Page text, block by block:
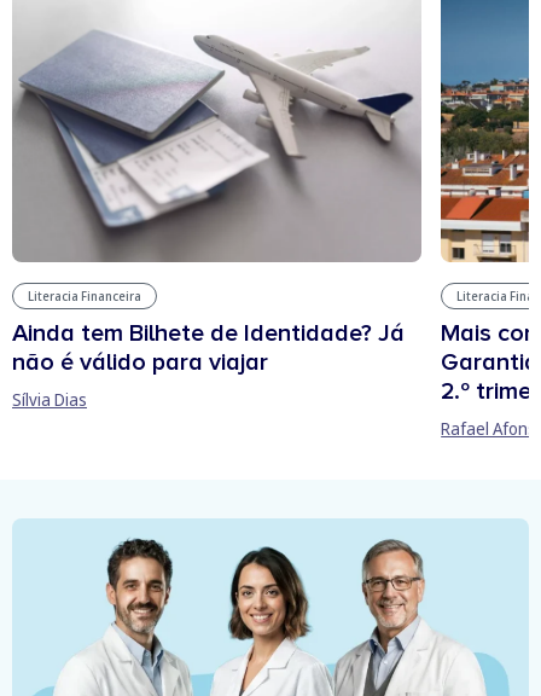
Literacia Financeira
Ainda tem Bilhete de Identidade? Já
não é válido para viajar
Sílvia Dias
Literacia
Mais
2.º
Rafael